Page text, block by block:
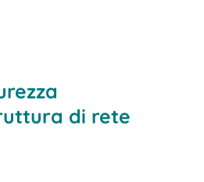
di rete